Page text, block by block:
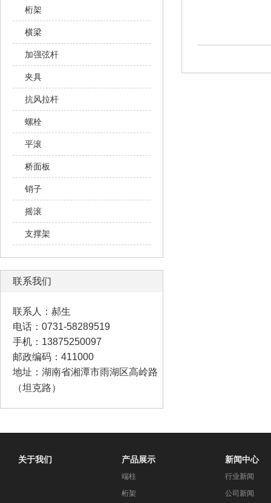
桁架
横梁
加强弦杆
夹具
抗风拉杆
螺栓
平滚
桥面板
销子
摇滚
支撑架
联系我们
联系人：郝生
电话：0731-58289519
手机：13875250097
邮政编码：411000
地址：湖南省湘潭市雨湖区高岭路
（坦克路）
关于我们 产品展示
端柱
桁架
新闻中心
行业新闻
公司新闻